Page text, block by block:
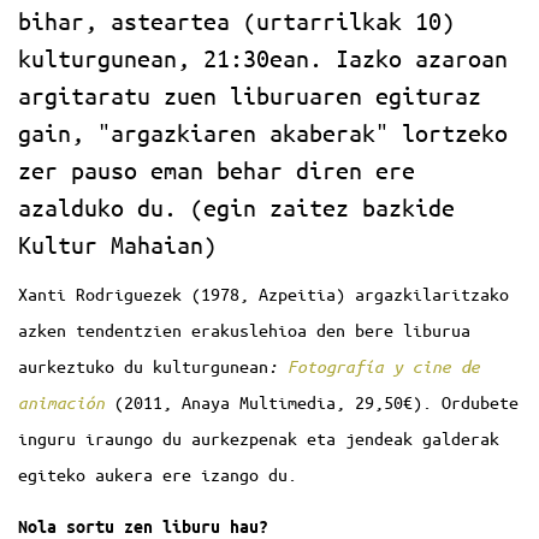
bihar, asteartea (urtarrilkak 10)
kulturgunean, 21:30ean. Iazko azaroan
argitaratu zuen liburuaren egituraz
gain, "argazkiaren akaberak" lortzeko
zer pauso eman behar diren ere
azalduko du. (egin zaitez bazkide
Kultur Mahaian)
Xanti Rodriguezek (1978, Azpeitia) argazkilaritzako
azken tendentzien erakuslehioa den bere liburua
aurkeztuko du kulturgunean : Fotografía y cine de
animación (2011, Anaya Multimedia, 29,50€). Ordubete
inguru iraungo du aurkezpenak eta jendeak galderak
egiteko aukera ere izango du.
Nola sortu zen liburu hau?